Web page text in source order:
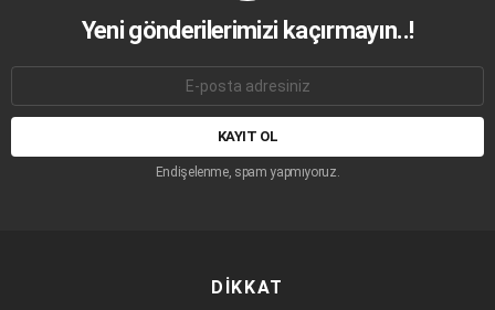
Yeni gönderilerimizi kaçırmayın..!
adresi:
Endişelenme, spam yapmıyoruz.
DIKKAT